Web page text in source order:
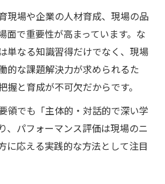
確化して土木業務の質を高め
断力も土木パフォーマンス評価
土木パフォーマンス評価の工
フォーマンス評価を取り入れ
現場や企業の人材育成、現場の品
面で重要性が高まっています。な
単なる知識習得だけでなく、現場
的な課題解決力が求められるた
握と育成が不可欠だからです。
領でも「主体的・対話的で深い学
、パフォーマンス評価は現場のニ
に応える実践的な方法として注目